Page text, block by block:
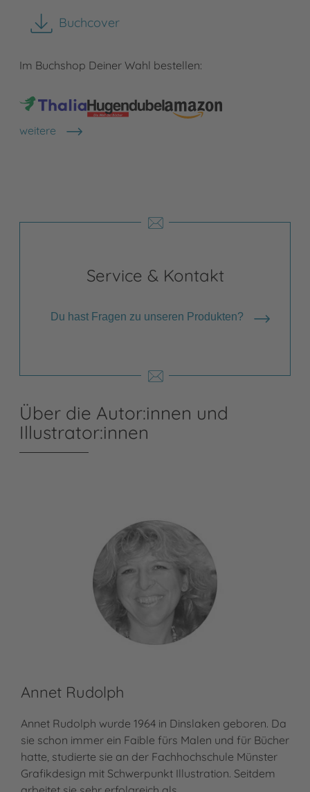
Buchcover
herunterladen
Im Buchshop Deiner Wahl bestellen:
weitere
Shops anzeigen
Service & Kontakt
Du hast Fragen zu unseren Produkten?
Über die Autor:innen und
Illustrator:innen
Annet Rudolph
Annet Rudolph wurde 1964 in Dinslaken geboren. Da
sie schon immer ein Faible fürs Malen und für Bücher
hatte, studierte sie an der Fachhochschule Münster
Grafikdesign mit Schwerpunkt Illustration. Seitdem